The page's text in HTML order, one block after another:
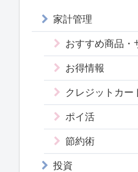
家計管理
おすすめ商品・
お得情報
クレジットカー
ポイ活
節約術
投資